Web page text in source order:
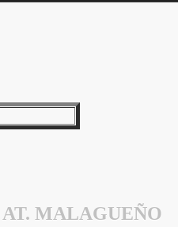
MALAGUEÑO